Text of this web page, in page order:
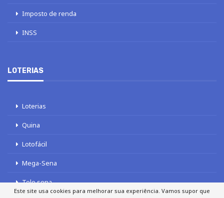
Imposto de renda
INSS
LOTERIAS
Loterias
Quina
Lotofácil
Mega-Sena
Tele sena
Este site usa cookies para melhorar sua experiência. Vamos supor que